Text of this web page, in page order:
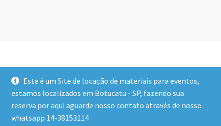
Este é um Site de locação de materiais para eventos,
estamos localizados em Botucatu - SP, fazendo sua
reserva por aqui aguarde nosso contato através de nosso
whatsapp 14-38153114
© Dony Locações 2026
Built with WooCommerce